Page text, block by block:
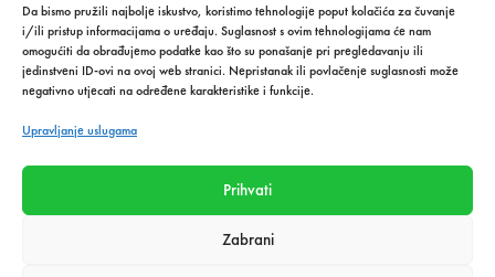
Da bismo pružili najbolje iskustvo, koristimo tehnologije poput kolačića za čuvanje
i/ili pristup informacijama o uređaju. Suglasnost s ovim tehnologijama će nam
omogućiti da obrađujemo podatke kao što su ponašanje pri pregledavanju ili
jedinstveni ID-ovi na ovoj web stranici. Nepristanak ili povlačenje suglasnosti može
negativno utjecati na određene karakteristike i funkcije.
Upravljanje uslugama
Prihvati
Zabrani
Stanje:Na zalihi
Količina zaliha: 645 kom
SKU:4368
Kategorija: Građevinski materijal
Podijeli s prijateljima: